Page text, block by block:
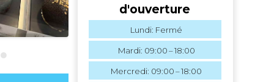
d'ouverture
Lundi: Fermé
Mardi: 09:00 – 18:00
Mercredi: 09:00 – 18:00